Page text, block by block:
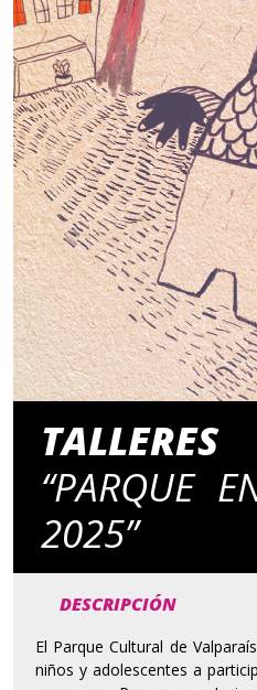
TALLERES
“PARQUE
2025”
DESCRIPCIÓN
El Parque Cultural de
niños y adolescentes a